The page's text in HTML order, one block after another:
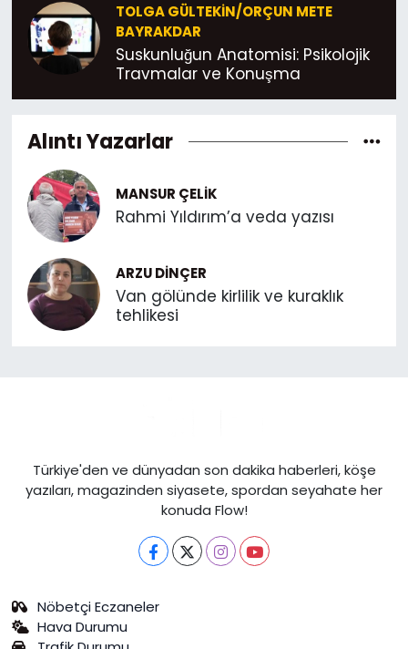
TOLGA GÜLTEKIN/ORÇUN METE
BAYRAKDAR
Suskunluğun Anatomisi: Psikolojik
Travmalar ve Konuşma
Alıntı Yazarlar
MANSUR ÇELIK
Rahmi Yıldırım’a veda yazısı
ARZU DINÇER
Van gölünde kirlilik ve kuraklık
tehlikesi
Türkiye'den ve dünyadan son dakika haberleri, köşe
yazıları, magazinden siyasete, spordan seyahate her
konuda Flow!
Nöbetçi Eczaneler
Hava Durumu